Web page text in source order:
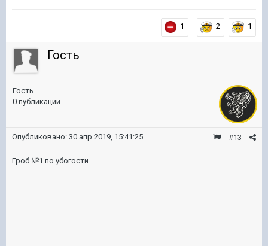
1 2 1
Гость
Гость
0 публикаций
#13
Опубликовано: 30 апр 2019, 15:41:25
Гроб №1 по убогости.